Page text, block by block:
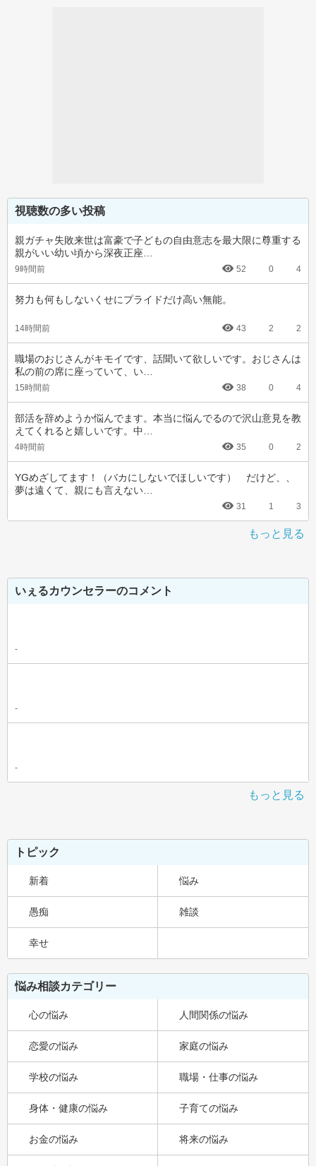
視聴数の多い投稿
親ガチャ失敗来世は富豪で子どもの自由意志を最大限に尊重する
親がいい幼い頃から深夜正座…
9時間前 52 0 4
努力も何もしないくせにプライドだけ高い無能。
14時間前 43 2 2
職場のおじさんがキモイです、話聞いて欲しいです。おじさんは
私の前の席に座っていて、い…
15時間前 38 0 4
部活を辞めようか悩んでます。本当に悩んでるので沢山意見を教
えてくれると嬉しいです。中…
4時間前 35 0 2
YGめざしてます！（バカにしないでほしいです）　だけど、、
夢は遠くて、親にも言えない…
31 1 3
もっと見る
いぇるカウンセラーのコメント
-
-
-
もっと見る
トピック
新着 悩み
愚痴 雑談
幸せ
悩み相談カテゴリー
心の悩み 人間関係の悩み
恋愛の悩み 家庭の悩み
学校の悩み 職場・仕事の悩み
身体・健康の悩み 子育ての悩み
お金の悩み 将来の悩み